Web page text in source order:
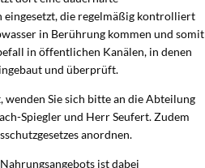
eingesetzt, die regelmäßig kontrolliert
in Berührung kommen und somit
in öffentlichen Kanälen, in denen
und überprüft.
Sie sich bitte an die Abteilung
Spiegler und Herr Seufert. Zudem
anordnen.
ist dabei